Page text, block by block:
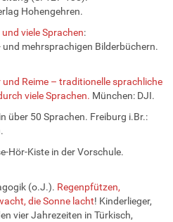
Hohengehren.
viele Sprachen:
mehrsprachigen Bilderbüchern.
und Reime – traditionelle sprachliche
viele Sprachen. München: DJI.
über 50 Sprachen. Freiburg i.Br.:
Hör-Kiste in der Vorschule.
(o.J.). Regenpfützen,
die Sonne lacht! Kinderlieger,
vier Jahrezeiten in Türkisch,